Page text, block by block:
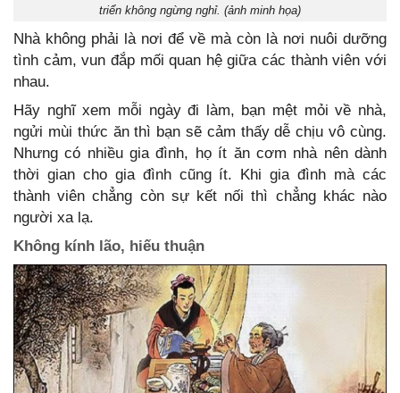
triển không ngừng nghỉ. (ảnh minh họa)
Nhà không phải là nơi để về mà còn là nơi nuôi dưỡng
tình cảm, vun đắp mối quan hệ giữa các thành viên với
nhau.
Hãy nghĩ xem mỗi ngày đi làm, bạn mệt mỏi về nhà,
ngửi mùi thức ăn thì bạn sẽ cảm thấy dễ chịu vô cùng.
Nhưng có nhiều gia đình, họ ít ăn cơm nhà nên dành
thời gian cho gia đình cũng ít. Khi gia đình mà các
thành viên chẳng còn sự kết nối thì chẳng khác nào
người xa lạ.
Không kính lão, hiếu thuận